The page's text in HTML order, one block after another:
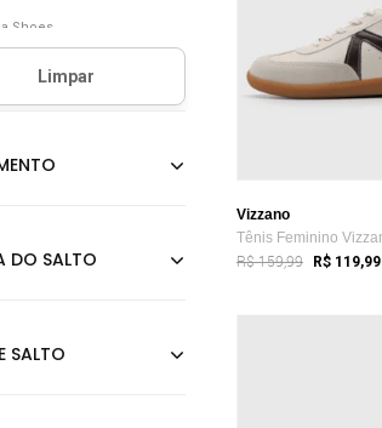
Shoes
Anna Andrade Calçados E Acessórios
Store
Vizzano
R$ 159,99 R$ 119,99